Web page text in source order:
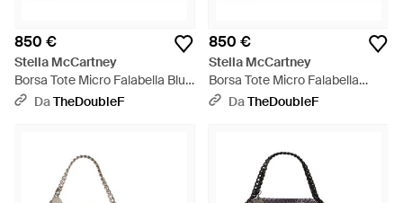
850 €
Stella McCartney
Borsa Tote Micro Falabella Blu
Scuro - Nero
DaTheDoubleF
850 €
Stella McCartney
Borsa Tote Micro Falabella
Color Denim Effetto
DaTheDoubleF